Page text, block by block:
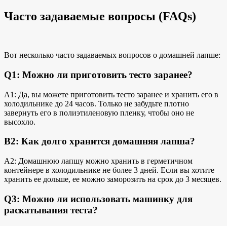
Часто задаваемые вопросы (FAQs)
Вот несколько часто задаваемых вопросов о домашней лапше:
Q1: Можно ли приготовить тесто заранее?
A1: Да, вы можете приготовить тесто заранее и хранить его в
холодильнике до 24 часов. Только не забудьте плотно
завернуть его в полиэтиленовую пленку, чтобы оно не
высохло.
В2: Как долго хранится домашняя лапша?
A2: Домашнюю лапшу можно хранить в герметичном
контейнере в холодильнике не более 3 дней. Если вы хотите
хранить ее дольше, ее можно заморозить на срок до 3 месяцев.
Q3: Можно ли использовать машинку для
раскатывания теста?